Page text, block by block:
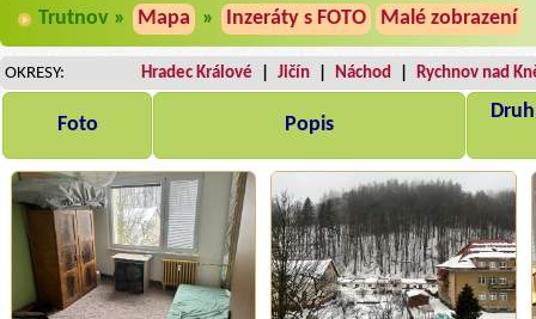
Trutnov » Mapa » Inzeráty s FOTO Malé zobrazení
OKRESY: Hradec Králové Jičín Náchod Rychnov nad
Foto Popis